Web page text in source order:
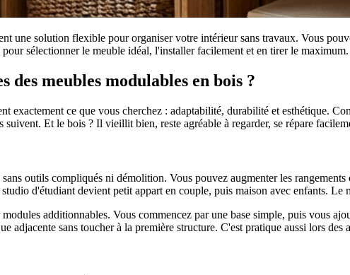
une solution flexible pour organiser votre intérieur sans travaux. Vous
sélectionner le meuble idéal, l'installer facilement et en tirer le maximum.
des meubles modulables en bois ?
exactement ce que vous cherchez : adaptabilité, durabilité et esthétique.
suivent. Et le bois ? Il vieillit bien, reste agréable à regarder, se répare
outils compliqués ni démolition. Vous pouvez augmenter les
d'étudiant devient petit appart en couple, puis maison avec enfants. Le
additionnables. Vous commencez par une base simple, puis vous
adjacente sans toucher à la première structure. C'est pratique aussi lors